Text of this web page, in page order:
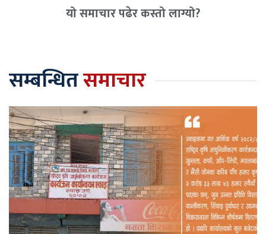
यो समाचार पढेर कस्तो लाग्यो?
सम्बन्धितसमाचार